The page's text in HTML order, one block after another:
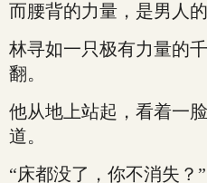
而腰背的力量，是男人
林寻如一只极有力量的
翻。
他从地上站起，看着一
道。
“床都没了，你不消失？”